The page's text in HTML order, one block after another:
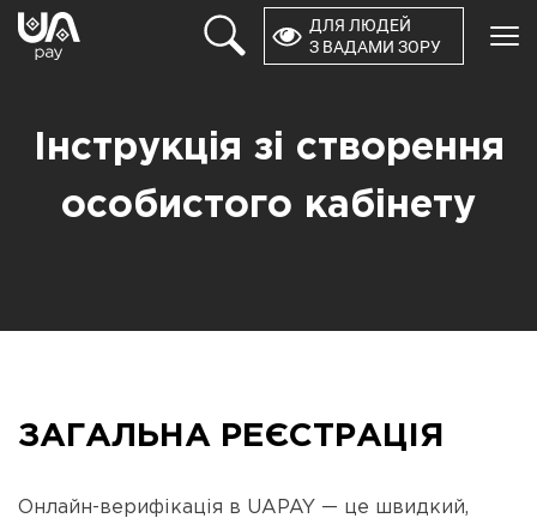
×
ДЛЯ ЛЮДЕЙ
З ВАДАМИ ЗОРУ
КОМПАНІЯ
РОЗРОБНИКАМ
Інструкція зі створення
особистого кабінету
ЗАГАЛЬНА РЕЄСТРАЦІЯ
Онлайн-верифікація в UAPAY — це швидкий,